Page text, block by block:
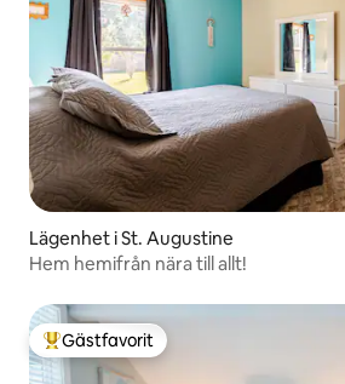
Lägenhet i St. Augustine
Hem hemifrån nära till allt!
Populär gästfavorit
Gästfavorit